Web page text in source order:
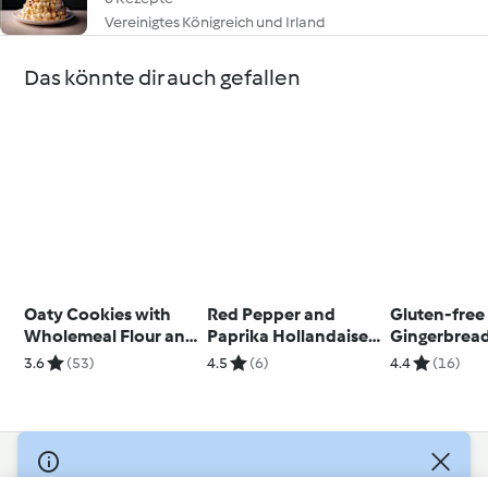
Vereinigtes Königreich und Irland
Das könnte dir auch gefallen
Oaty Cookies with
Wholemeal Flour and
Honey
3.6 (53)
Red Pepper and
Paprika Hollandaise
Sauce
4.5 (6)
Gluten-free
4.4 (16)
© Copyright 2026